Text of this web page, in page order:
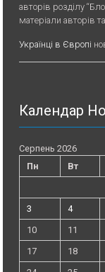
авторів розділу
матеріали авторів
Українці в Європі
Календар
Серпень 2026
Пн
Вт
3
4
10
11
17
18